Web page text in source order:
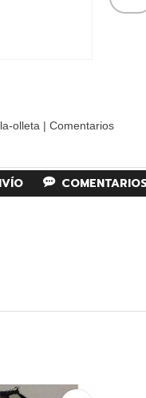
olleta | Comentarios
COMENTARIOS